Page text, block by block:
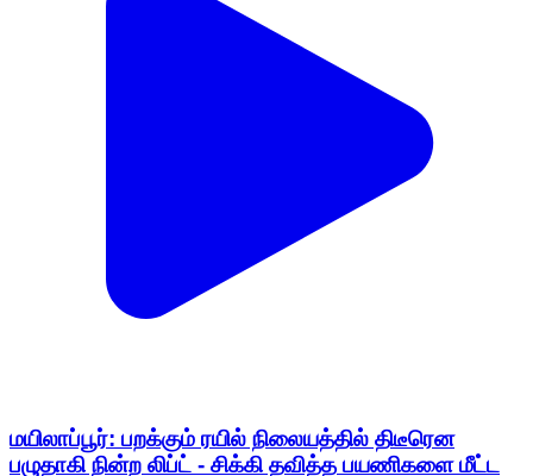
மயிலாப்பூர்: பறக்கும் ரயில் நிலையத்தில் திடீரென
பழுதாகி நின்ற லிப்ட் - சிக்கி தவித்த பயணிகளை மீட்ட